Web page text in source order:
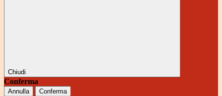
Chiudi
Conferma
Annulla Conferma